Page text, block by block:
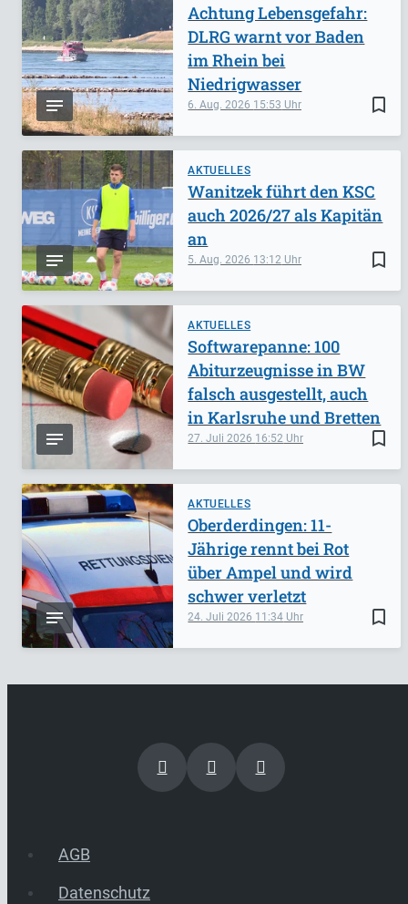
bookmark_border
6. Aug. 2026 15:53
Achtung Lebensgefahr:
DLRG warnt vor Baden
im Rhein bei
Niedrigwasser
AKTUELLES
bookmark_border
5. Aug. 2026 13:12
Wanitzek führt den KSC
auch 2026/27 als Kapitän
an
AKTUELLES
bookmark_border
27. Juli 2026 16:52
Softwarepanne: 100
Abiturzeugnisse in BW
falsch ausgestellt, auch
in Karlsruhe und Bretten
AKTUELLES
bookmark_border
24. Juli 2026 11:34
Oberderdingen: 11-
Jährige rennt bei Rot
über Ampel und wird
schwer verletzt
AGB
Datenschutz